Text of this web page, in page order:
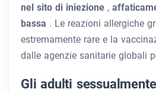
nel sito di iniezione ,
bassa . Le reazioni allergiche
estremamente rare e la
dalle agenzie sanitarie globali
Gli adulti